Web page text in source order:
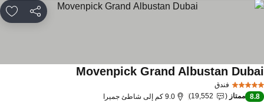
مشاركة
فندق
Movenpick Grand Albustan
8.8 ممتاز 19,552 9.0 كم إلى شاطئ جميرا